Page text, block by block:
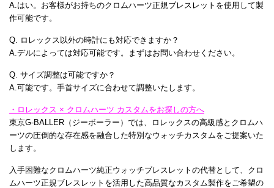
A.はい。お客様がお持ちのクロムハーツ正規ブレスレットを使用して製
作可能です。
Q. ロレックス以外の時計にも対応できますか？
A.デルによっては対応可能です。まずはお問い合わせください。
Q. サイズ調整は可能ですか？
A.可能です。手首サイズに合わせて調整いたします。
・ロレックス × クロムハーツ カスタムをお探しの方へ
東京G-BALLER（ジーボーラー）では、ロレックスの高級感とクロムハ
ーツの圧倒的な存在感を融合した特別なウォッチカスタムをご提案いた
します。
入手困難なクロムハーツ純正ウォッチブレスレットの代替として、クロ
ムハーツ正規ブレスレットを活用した高品質なカスタム製作をご希望の